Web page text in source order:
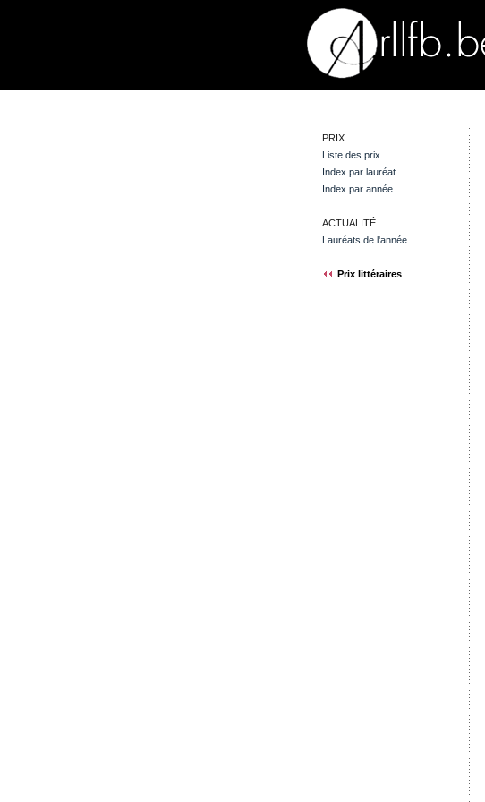
PRIX
Liste des prix
Index par lauréat
Index par année
ACTUALITÉ
Lauréats de l'année
Prix littéraires